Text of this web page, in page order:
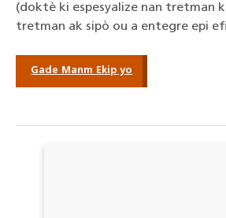
(doktè ki espesyalize nan tretman
tretman ak sipò ou a entegre epi
Gade Manm Ekip yo